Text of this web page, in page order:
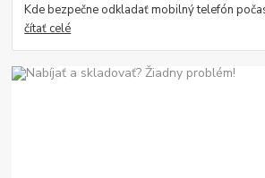
Kde bezpečne odkladať mobilný telefón
čítať celé